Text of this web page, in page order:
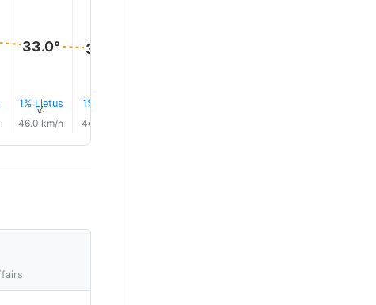
33.0°
1% Lietus
↑
46.0 km/h
33.0°
1% Lietus
44.0 km/h